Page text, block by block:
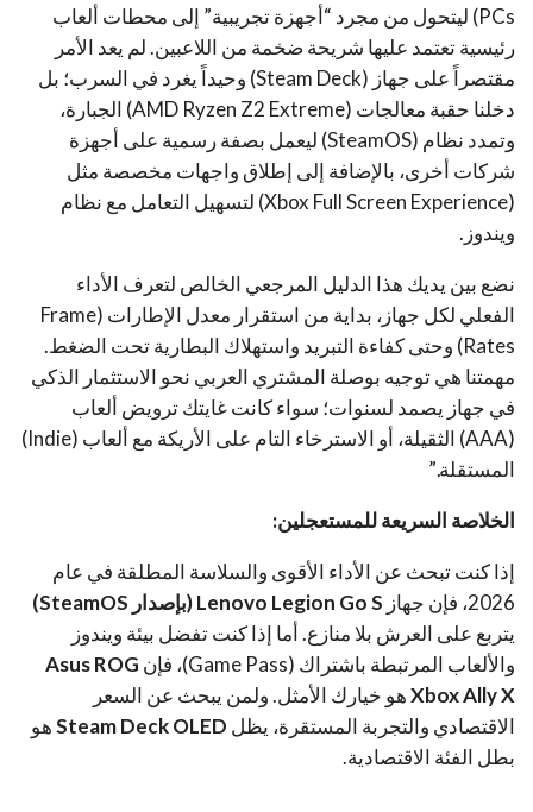
PCs) ليتحول من مجرد “أجهزة تجريبية” إلى محطات ألعاب
رئيسية تعتمد عليها شريحة ضخمة من اللاعبين. لم يعد الأمر
مقتصراً على جهاز (Steam Deck) وحيداً يغرد في السرب؛ بل
دخلنا حقبة معالجات (AMD Ryzen Z2 Extreme) الجبارة،
وتمدد نظام (SteamOS) ليعمل بصفة رسمية على أجهزة
شركات أخرى، بالإضافة إلى إطلاق واجهات مخصصة مثل
(Xbox Full Screen Experience) لتسهيل التعامل مع نظام
ويندوز.
نضع بين يديك هذا الدليل المرجعي الخالص لتعرف الأداء
الفعلي لكل جهاز، بداية من استقرار معدل الإطارات (Frame
Rates) وحتى كفاءة التبريد واستهلاك البطارية تحت الضغط.
مهمتنا هي توجيه بوصلة المشتري العربي نحو الاستثمار الذكي
في جهاز يصمد لسنوات؛ سواء كانت غايتك ترويض ألعاب
(AAA) الثقيلة، أو الاسترخاء التام على الأريكة مع ألعاب (Indie)
المستقلة.”
الخلاصة السريعة للمستعجلين:
إذا كنت تبحث عن الأداء الأقوى والسلاسة المطلقة في عام
2026، فإن جهاز
Lenovo Legion Go S (بإصدار SteamOS)
يتربع على العرش بلا منازع. أما إذا كنت تفضل بيئة ويندوز
والألعاب المرتبطة باشتراك (Game Pass)، فإن
Asus ROG
Xbox Ally Xهو خيارك الأمثل. ولمن يبحث عن السعر
الاقتصادي والتجربة المستقرة، يظل Steam Deck OLEDهو
بطل الفئة الاقتصادية.